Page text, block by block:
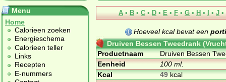
Menu
Home
Calorieen zoeken
Energieschema
Calorieen teller
Links
Recepten
E-nummers
A • B • C • D • E • F • G • H • I • J •
Hoeveel kcal bevat een
Druiven Bessen Tweedrank
Productnaam
Druiven Bessen
Eenheid
100 ml.
Kcal
49kcal